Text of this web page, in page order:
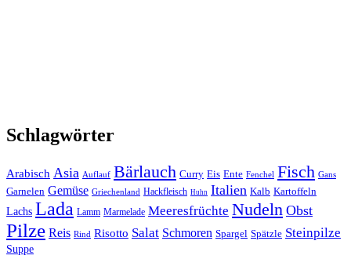
Schlagwörter
Arabisch Asia Auflauf Bärlauch Curry Eis Ente Fenchel Fisch Gans
Garnelen Gemüse Griechenland Hackfleisch Huhn Italien Kalb Kartoffeln
Lachs Lada Lamm Marmelade Meeresfrüchte Nudeln Obst
Pilze Reis Rind Risotto Salat Schmoren Spargel Spätzle Steinpilze
Suppe